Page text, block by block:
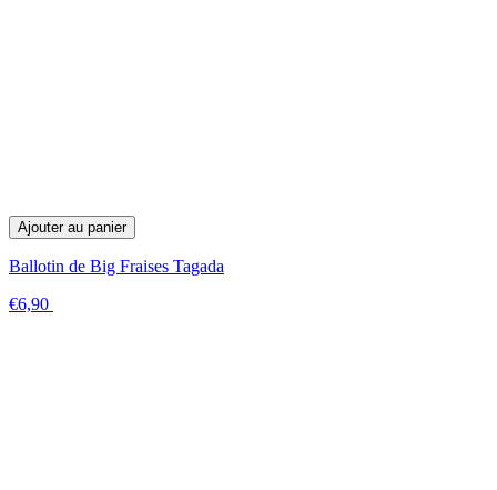
Ajouter au panier
Ballotin de Big Fraises Tagada
€6,90